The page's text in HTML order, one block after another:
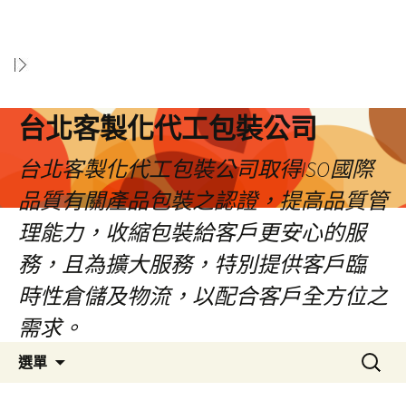
台北客製化代工包裝公司
台北客製化代工包裝公司取得ISO國際
品質有關產品包裝之認證，提高品質管
理能力，收縮包裝給客戶更安心的服
務，且為擴大服務，特別提供客戶臨
時性倉儲及物流，以配合客戶全方位之
需求。
選單
搜
尋